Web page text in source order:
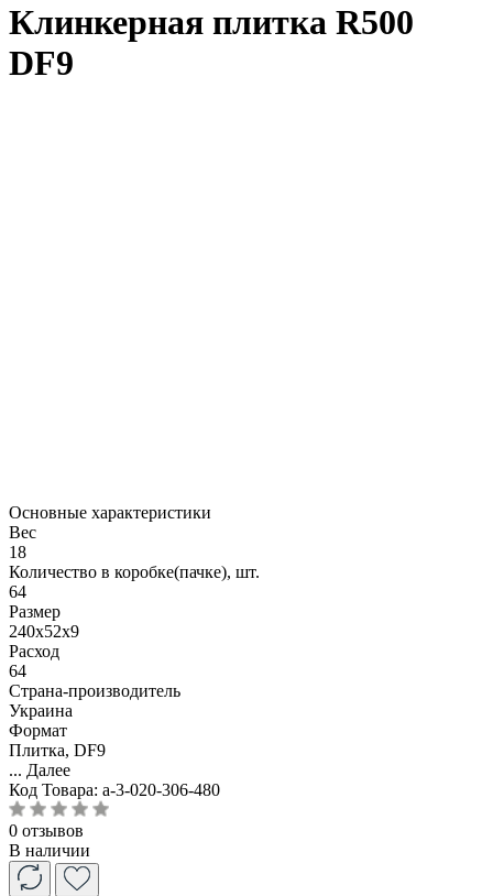
Клинкерная плитка R500
DF9
Основные характеристики
Вес
18
Количество в коробке(пачке), шт.
64
Размер
240x52x9
Расход
64
Страна-производитель
Украина
Формат
Плитка, DF9
... Далее
Код Товара: a-3-020-306-480
0 отзывов
В наличии